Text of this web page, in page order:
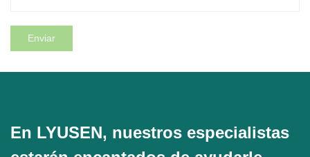
En LYUSEN, nuestros especialistas